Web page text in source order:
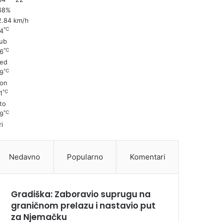
km/h
℃
℃
℃
℃
℃
Nedavno Popularno Komentari
Gradiška: Zaboravio suprugu na
graničnom prelazu i nastavio put
za Njemačku